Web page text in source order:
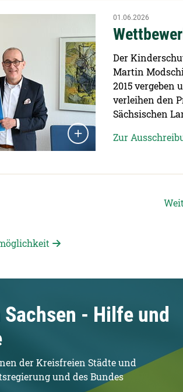
01.06.2026
Der
Martin
2015 vergeben
verleihen den
Sächsischen
Zur
- Hilfe und
der Kreisfreien Städte und
und des Bundes